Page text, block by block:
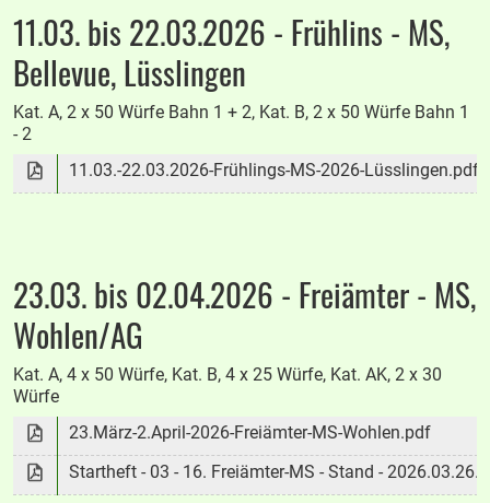
11.03. bis 22.03.2026 - Frühlins - MS,
Bellevue, Lüsslingen
Kat. A, 2 x 50 Würfe Bahn 1 + 2, Kat. B, 2 x 50 Würfe Bahn 1
- 2
11.03.-22.03.2026-Frühlings-MS-2026-Lüsslingen.pdf
23.03. bis 02.04.2026 - Freiämter - MS,
Wohlen/AG
Kat. A, 4 x 50 Würfe, Kat. B, 4 x 25 Würfe, Kat. AK, 2 x 30
Würfe
23.März-2.April-2026-Freiämter-MS-Wohlen.pdf
Startheft - 03 - 16. Freiämter-MS - Stand -